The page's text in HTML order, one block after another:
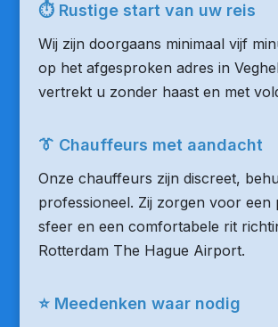
⏱ Rustige start van uw reis
Wij zijn doorgaans minimaal vijf
op het afgesproken adres in
vertrekt u zonder haast en met
👔 Chauffeurs met aandacht
Onze chauffeurs zijn discreet,
professioneel. Zij zorgen voor een
sfeer en een comfortabele rit
Rotterdam The Hague Airport.
⭐ Meedenken waar nodig